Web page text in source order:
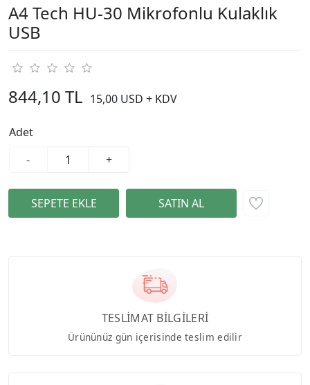
A4 Tech HU-30 Mikrofonlu Kulaklık
USB
844,10 TL 15,00 USD + KDV
Adet
-
+
TESLİMAT BİLGİLERİ
Ürününüz gün içerisinde teslim edilir